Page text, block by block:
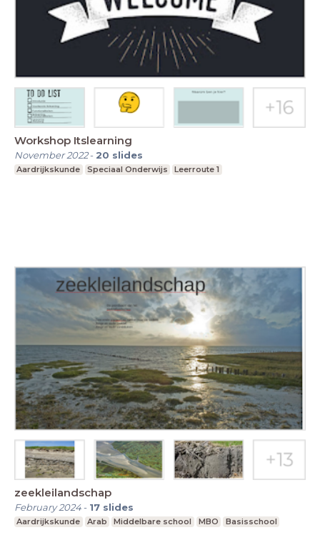
Workshop Itslearning
November 2022- 20 slides
Aardrijkskunde Speciaal Onderwijs Leerroute 1
zeekleilandschap
February 2024- 17 slides
Aardrijkskunde Arab Middelbare school MBO Basisschool